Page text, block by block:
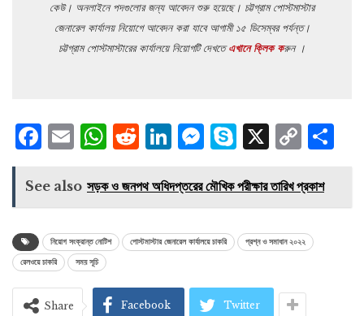
কেউ। অনলাইনে পদগুলোর জন্য আবেদন শুরু হয়েছে। চট্টগ্রাম পোস্টমাস্টার
জেনারেল কার্যালয় নিয়োগে আবেদন করা যাবে আগামী ১৫ ডিসেম্বর পর্যন্ত।
চট্টগ্রাম পোস্টমাস্টারের কার্যালয়ে নিয়োগটি দেখতেএখানে ক্লিক করুন ।
Facebook
Email
WhatsApp
Reddit
LinkedIn
Messenger
Skype
X
See also সড়ক ও জনপথ অধিদপ্তরের মৌখিক পরীক্ষার তারিখ প্রকাশ
নিয়োগ সংক্রান্ত নোটিশ পোস্টমাস্টার জেনারেল কার্যালয়ে চাকরি
প্রশ্ন ও সমাধান ২০২২
রেলওয়ে চাকরি
সময় সূচি
Share Facebook Twitter